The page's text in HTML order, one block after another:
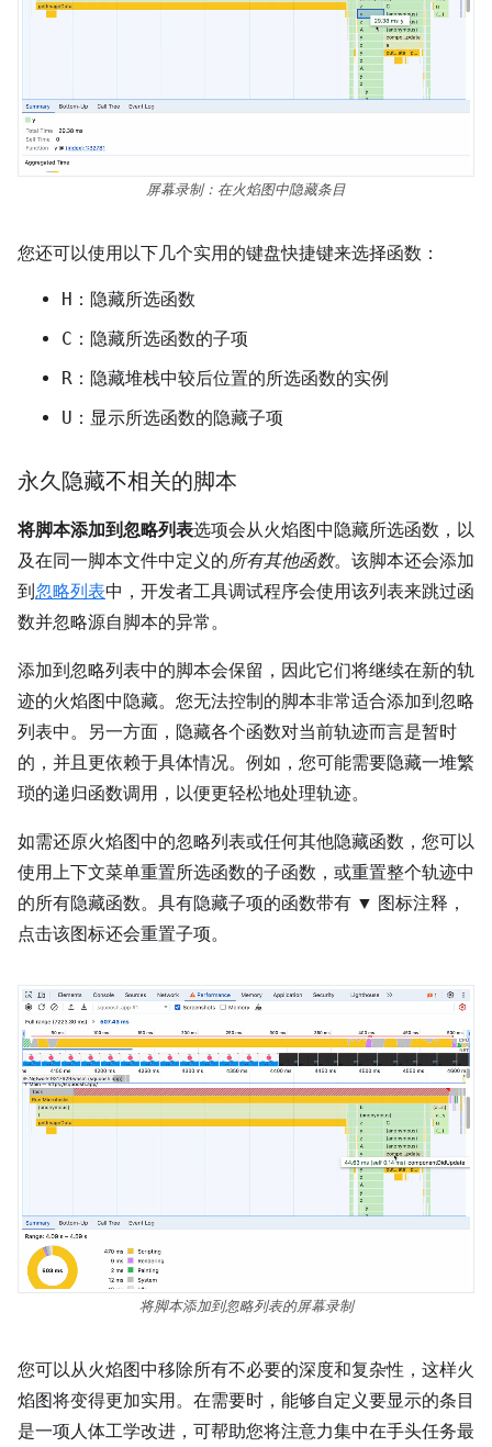
屏幕录制：在火焰图中隐藏条目
您还可以使用以下几个实用的键盘快捷键来选择函数：
H ：隐藏所选函数
C ：隐藏所选函数的子项
R ：隐藏堆栈中较后位置的所选函数的实例
U ：显示所选函数的隐藏子项
永久隐藏不相关的脚本
将脚本添加到忽略列表选项会从火焰图中隐藏所选函数，以
及在同一脚本文件中定义的所有其他函数。该脚本还会添加
到忽略列表中，开发者工具调试程序会使用该列表来跳过函
数并忽略源自脚本的异常。
添加到忽略列表中的脚本会保留，因此它们将继续在新的轨
迹的火焰图中隐藏。您无法控制的脚本非常适合添加到忽略
列表中。另一方面，隐藏各个函数对当前轨迹而言是暂时
的，并且更依赖于具体情况。例如，您可能需要隐藏一堆繁
琐的递归函数调用，以便更轻松地处理轨迹。
如需还原火焰图中的忽略列表或任何其他隐藏函数，您可以
使用上下文菜单重置所选函数的子函数，或重置整个轨迹中
的所有隐藏函数。具有隐藏子项的函数带有 ▼ 图标注释，
点击该图标还会重置子项。
将脚本添加到忽略列表的屏幕录制
您可以从火焰图中移除所有不必要的深度和复杂性，这样火
焰图将变得更加实用。在需要时，能够自定义要显示的条目
是一项人体工学改进，可帮助您将注意力集中在手头任务最